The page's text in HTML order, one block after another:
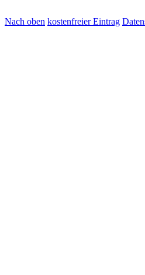
Nach oben kostenfreier Eintrag